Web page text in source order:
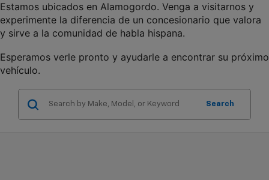
Estamos ubicados en Alamogordo. Venga a visitarnos y
experimente la diferencia de un concesionario que valora
y sirve a la comunidad de habla hispana.
Esperamos verle pronto y ayudarle a encontrar su próximo
vehículo.
Search